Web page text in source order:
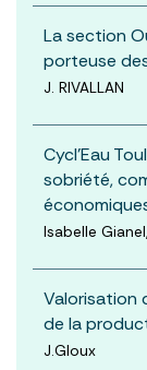
La section
porteuse
J. RIVALLAN
Cycl'Eau
sobriété,
Isabelle
Valorisation
de la
J.Gloux